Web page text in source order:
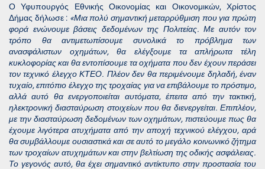
Ο Υφυπουργός Εθνικής Οικονομίας και Οικονομικών, Χρίστος
Δήμας δήλωσε : «Μια πολύ σημαντική μεταρρύθμιση που για πρώτη
φορά ενώνουμε βάσεις δεδομένων της Πολιτείας. Με αυτόν τον
τρόπο θα αντιμετωπίσουμε συνολικά το πρόβλημα των
ανασφάλιστων οχημάτων, θα ελέγξουμε τα απλήρωτα τέλη
κυκλοφορίας και θα εντοπίσουμε τα οχήματα που δεν έχουν περάσει
τον τεχνικό έλεγχο ΚΤΕΟ. Πλέον δεν θα περιμένουμε δηλαδή, έναν
τυχαίο, επιτόπιο έλεγχο της τροχαίας για να επιβάλουμε το πρόστιμο,
αλλά αυτό θα ενεργοποιείται αυτόματα, έπειτα από την τακτική,
ηλεκτρονική διασταύρωση στοιχείων που θα διενεργείται. Επιπλέον,
με την διασταύρωση δεδομένων των οχημάτων, πιστεύουμε πως θα
έχουμε λιγότερα ατυχήματα από την αποχή τεχνικού ελέγχου, αρά
θα συμβάλλουμε ουσιαστικά και σε αυτό το μεγάλο κοινωνικό ζήτημα
των τροχαίων ατυχημάτων και στην βελτίωση της οδικής ασφάλειας.
Το γεγονός αυτό, θα έχει σημαντικό αντίκτυπο στην προστασία του